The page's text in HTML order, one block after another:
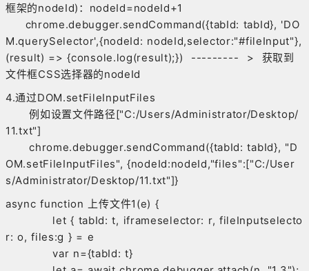
框架的nodeId)：nodeId=nodeId+1
chrome.debugger.sendCommand({tabId: tabId}, 'DO
M.querySelector',{nodeId: nodeId,selector:"#fileInput"},
(result) => {console.log(result);}) --------- > 获取到
文件框CSS选择器的nodeId
4.通过DOM.setFileInputFiles
例如设置文件路径["C:/Users/Administrator/Desktop/
11.txt"]
chrome.debugger.sendCommand({tabId: tabId}, "D
OM.setFileInputFiles", {nodeId:nodeId,"files":["C:/User
s/Administrator/Desktop/11.txt"]}
async function 上传文件1(e) {
let { tabId: t, iframeselector: r, fileInputselecto
r: o, files:g } = e
var n={tabId: t}